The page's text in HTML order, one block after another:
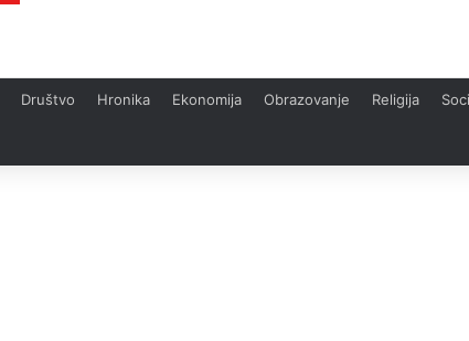
Društvo Hronika Ekonomija Obrazovanje Religija